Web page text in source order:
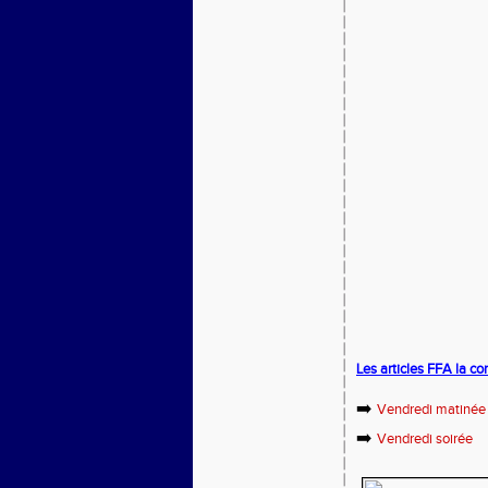
Les articles FFA la
➡️ Vendredi matinée
➡️ Vendredi soirée